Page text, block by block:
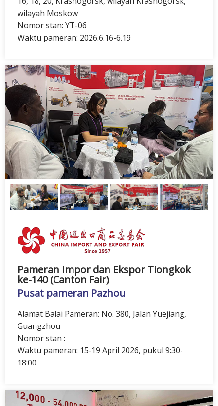
wilayah Moskow
Nomor stan: YT-06
Waktu pameran: 2026.6.16-6.19
Pameran Impor dan Ekspor Tiongkok
ke-140 (Canton Fair)
Pusat pameran Pazhou
Alamat Balai Pameran: No. 380, Jalan Yuejiang,
Guangzhou
Nomor stan :
Waktu pameran: 15-19 April 2026, pukul 9:30-
18:00